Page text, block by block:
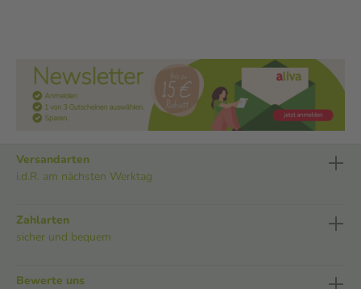
Versandarten
i.d.R. am nächsten Werktag
Zahlarten
sicher und bequem
Bewerte uns